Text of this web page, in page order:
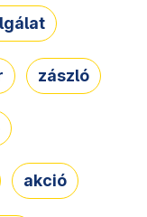
zászló
akció